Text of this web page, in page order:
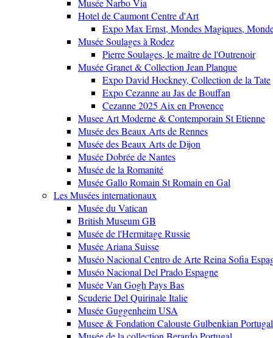
Musée Narbo Via
Hotel de Caumont Centre d'Art
Expo Max Ernst, Mondes Magiques,
Musée Soulages à Rodez
Pierre Soulages, le maître de l'Outrenoir
Musée Granet & Collection Jean Planque
Expo David Hockney, Collection de la Tate
Expo Cezanne au Jas de Bouffan
Cezanne 2025 Aix en Provence
Musee Art Moderne & Contemporain St Etienne
Musée des Beaux Arts de Rennes
Musée des Beaux Arts de Dijon
Musée Dobrée de Nantes
Musée de la Romanité
Musée Gallo Romain St Romain en Gal
Les Musées internationaux
Musée du Vatican
British Museum GB
Musée de l'Hermitage Russie
Musée Ariana Suisse
Muséo Nacional Centro de Arte Reina Sofia
Muséo Nacional Del Prado Espagne
Musée Van Gogh Pays Bas
Scuderie Del Quirinale Italie
Musée Guggenheim USA
Musee & Fondation Calouste Gulbenkian Portugal